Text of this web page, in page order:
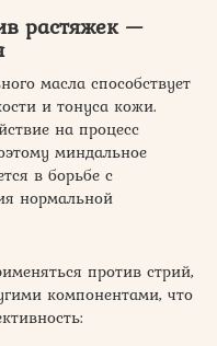
растяжек —
масла способствует
и тонуса кожи.
на процесс
миндальное
в борьбе с
нормальной
против стрий,
компонентами, что